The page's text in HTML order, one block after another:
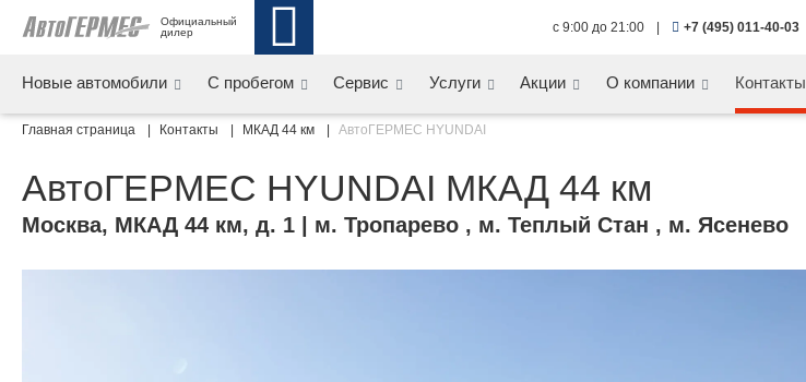
Официальный
дилер
с 9:00 до 21:00 +7 (495) 011-40-03
Новые автомобили С пробегом Сервис Услуги Акции О компании Контакты
Главная страница Контакты МКАД 44 км АвтоГЕРМЕС HYUNDAI
АвтоГЕРМЕС HYUNDAI МКАД 44 км
Москва, МКАД 44 км, д. 1 | м. Тропарево , м. Теплый Стан , м. Ясенево